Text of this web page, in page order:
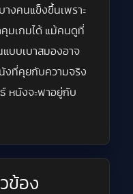
างคนแข็งขึ้นเพราะ
คุมเกมได้ แม้คนดูที่
แบบเบาสมองอาจ
งที่คุยกับความจริง
หนังจะพาอยู่กับ
ข้อง